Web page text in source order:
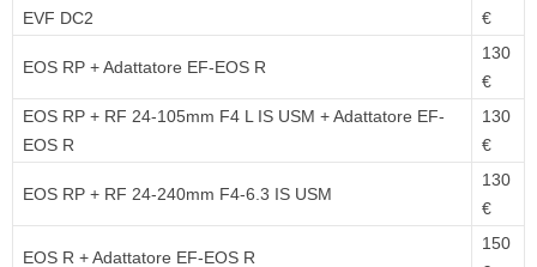
EVF DC2
€
EOS RP + Adattatore EF-EOS R
130
€
EOS RP + RF 24-105mm F4 L IS USM + Adattatore EF-
EOS R
130
€
EOS RP + RF 24-240mm F4-6.3 IS USM
130
€
EOS R + Adattatore EF-EOS R
150